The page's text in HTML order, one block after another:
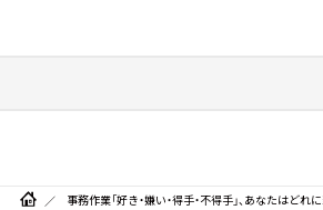
事務作業「好き・嫌い・得手・不得手」、あなたはどれ